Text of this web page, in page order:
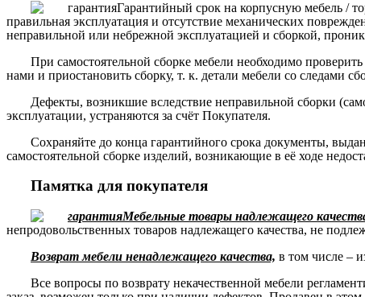
Гарантийный срок на корпусную мебель /
правильная эксплуатация и отсутствие механических
неправильной или небрежной эксплуатацией и сборкой,
При самостоятельной сборке мебели необходимо
нами и приостановить сборку, т. к. детали мебели со следами
Дефекты, возникшие вследствие неправильной сборки
эксплуатации, устраняются за счёт Покупателя.
Сохраняйте до конца гарантийного срока документы,
самостоятельной сборке изделий, возникающие в её ходе
Памятка для покупателя
Мебельные товары надлежащего
непродовольственных товаров надлежащего качества, не
Возврат мебели ненадлежащего качества, в том числе –
Все вопросы по возврату некачественной мебели